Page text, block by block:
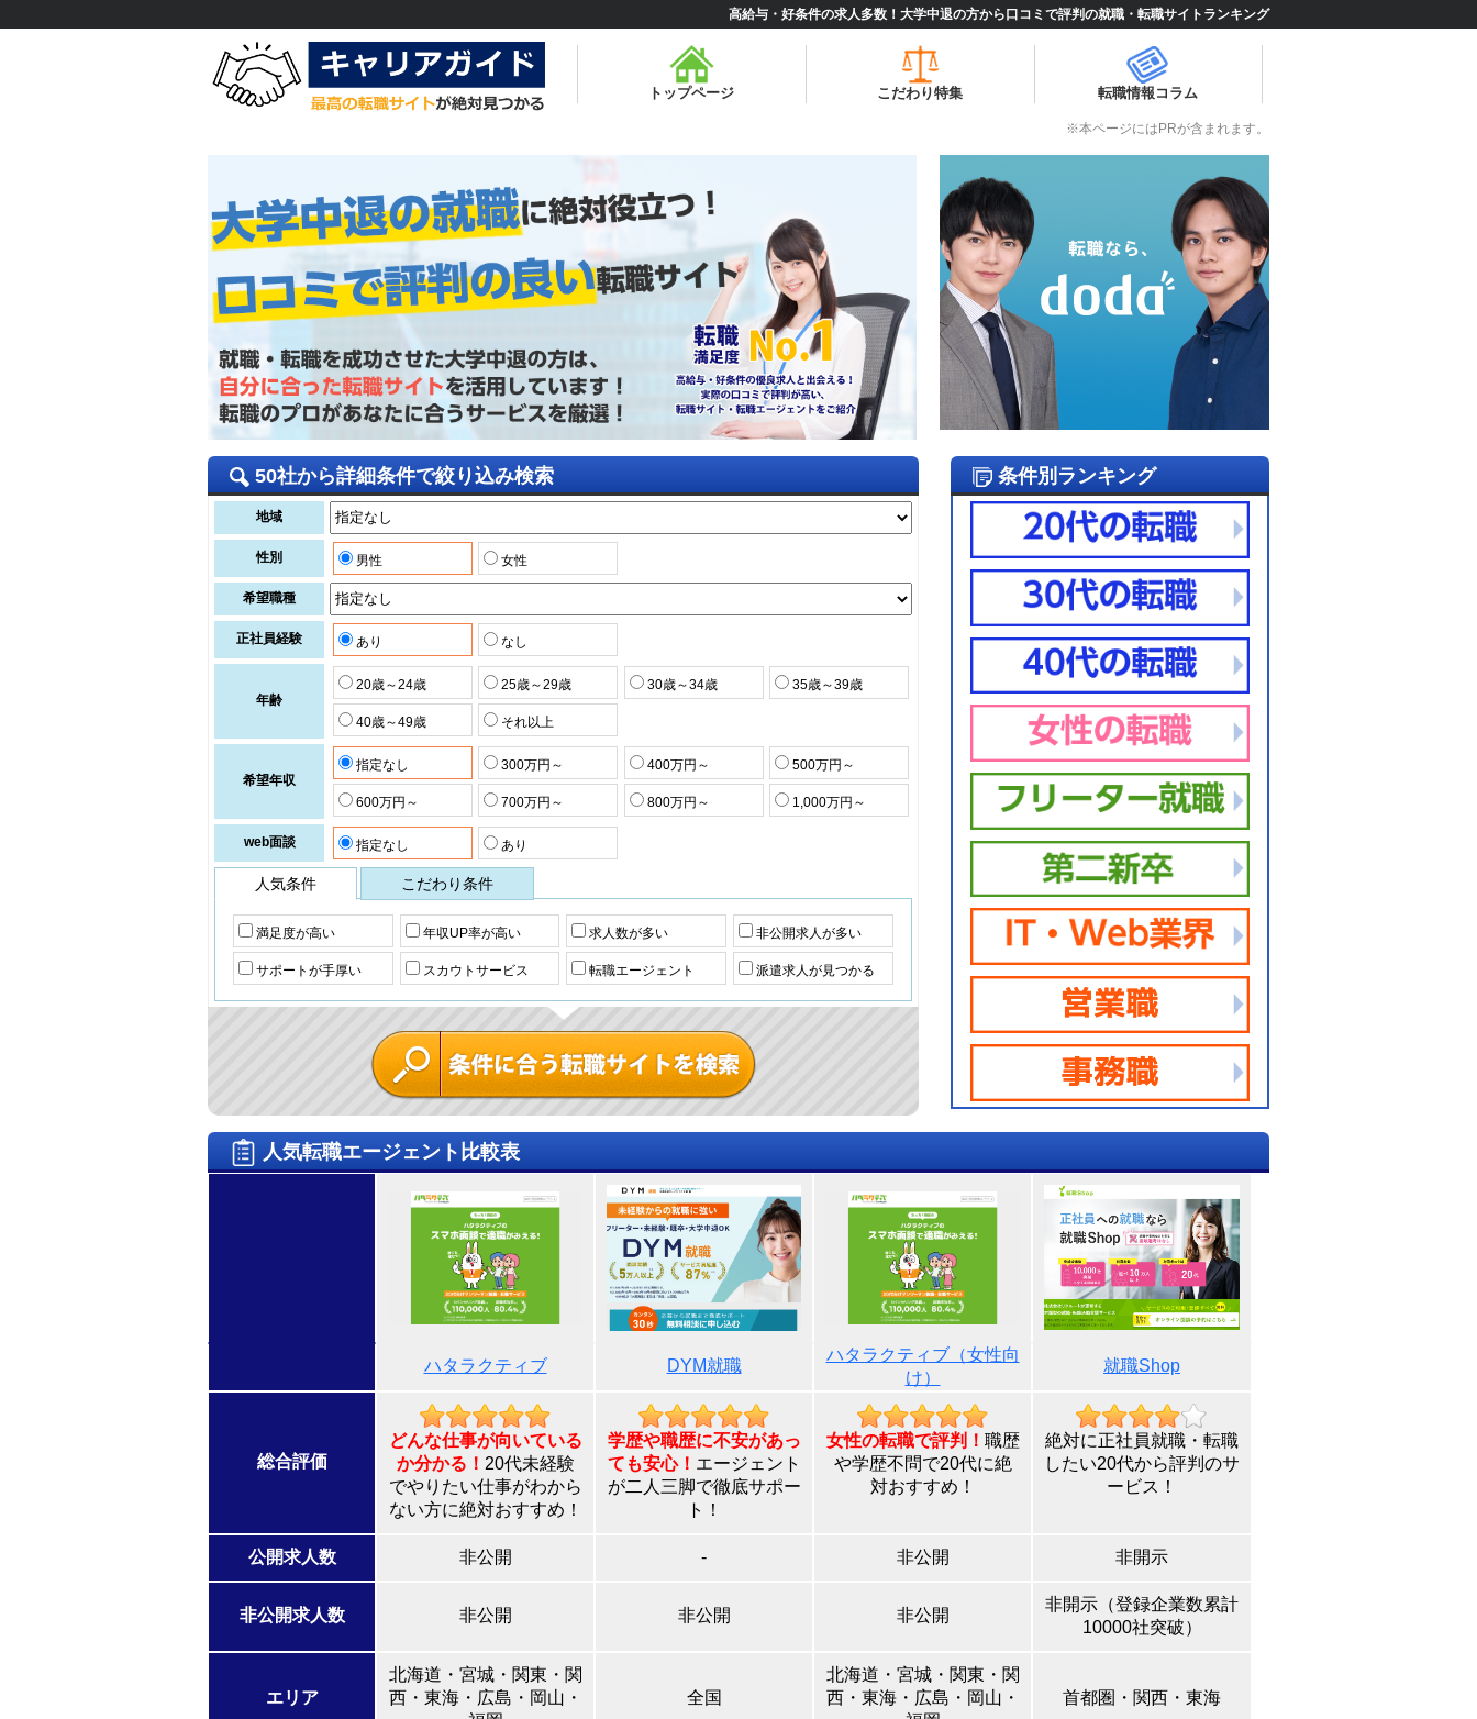
高給与・好条件の求人多数！大学中退の方から口コミで評判の就職・転職サイトランキング
トップページ こだわり特集 転職情報コラム
※本ページにはPRが含まれます。
条件別ランキング
50社から詳細条件で絞り込み検索
地域
性別 男性 女性
希望職種
正社員経験 あり なし
年齢
20歳～24歳 25歳～29歳 30歳～34歳 35歳～39歳
40歳～49歳 それ以上
希望年収
指定なし 300万円～ 400万円～ 500万円～
600万円～ 700万円～ 800万円～ 1,000万円～
web面談 指定なし あり
人気条件 こだわり条件
満足度が高い 年収UP率が高い 求人数が多い 非公開求人が多い
サポートが手厚い スカウトサービス 転職エージェント 派遣求人が見つかる
人気転職エージェント比較表
ハタラクティブ DYM就職
ハタラクティブ（女性向
け）
就職Shop
総合評価
どんな仕事が向いている
か分かる！ 20代未経験
でやりたい仕事がわから
ない方に絶対おすすめ！
学歴や職歴に不安があっ
ても安心！ エージェント
が二人三脚で徹底サポー
ト！
女性の転職で評判！ 職歴
や学歴不問で20代に絶
対おすすめ！
絶対に正社員就職・転職
したい20代から評判のサ
ービス！
公開求人数 非公開 - 非公開 非開示
非公開求人数 非公開 非公開 非公開
非開示（登録企業数累計
10000社突破）
エリア
北海道・宮城・関東・関
西・東海・広島・岡山・
全国
北海道・宮城・関東・関
西・東海・広島・岡山・
首都圏・関西・東海